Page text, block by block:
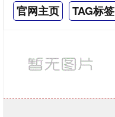
官网主页 TAG标签